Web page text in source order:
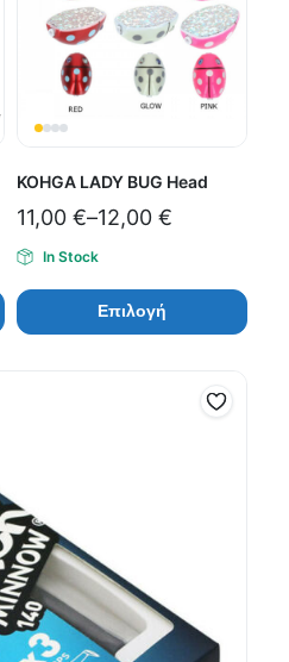
KOHGA LADY BUG Head
11,00 €–12,00 €
In Stock
Επιλογή